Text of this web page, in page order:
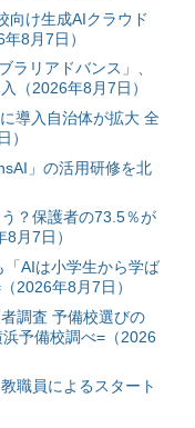
向け生成AIクラウド
8月7日）
ラリアドバンス」、
（2026年8月7日）
導入自治体が拡大 全
）
」の活用研修を北
？保護者の73.5％が
月7日）
AIは小学生から学ば
2026年8月7日）
調査 予備校選びの
予備校調べ=（2026
職員によるスタート